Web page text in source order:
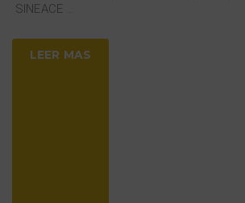
SINEACE
LEER MAS